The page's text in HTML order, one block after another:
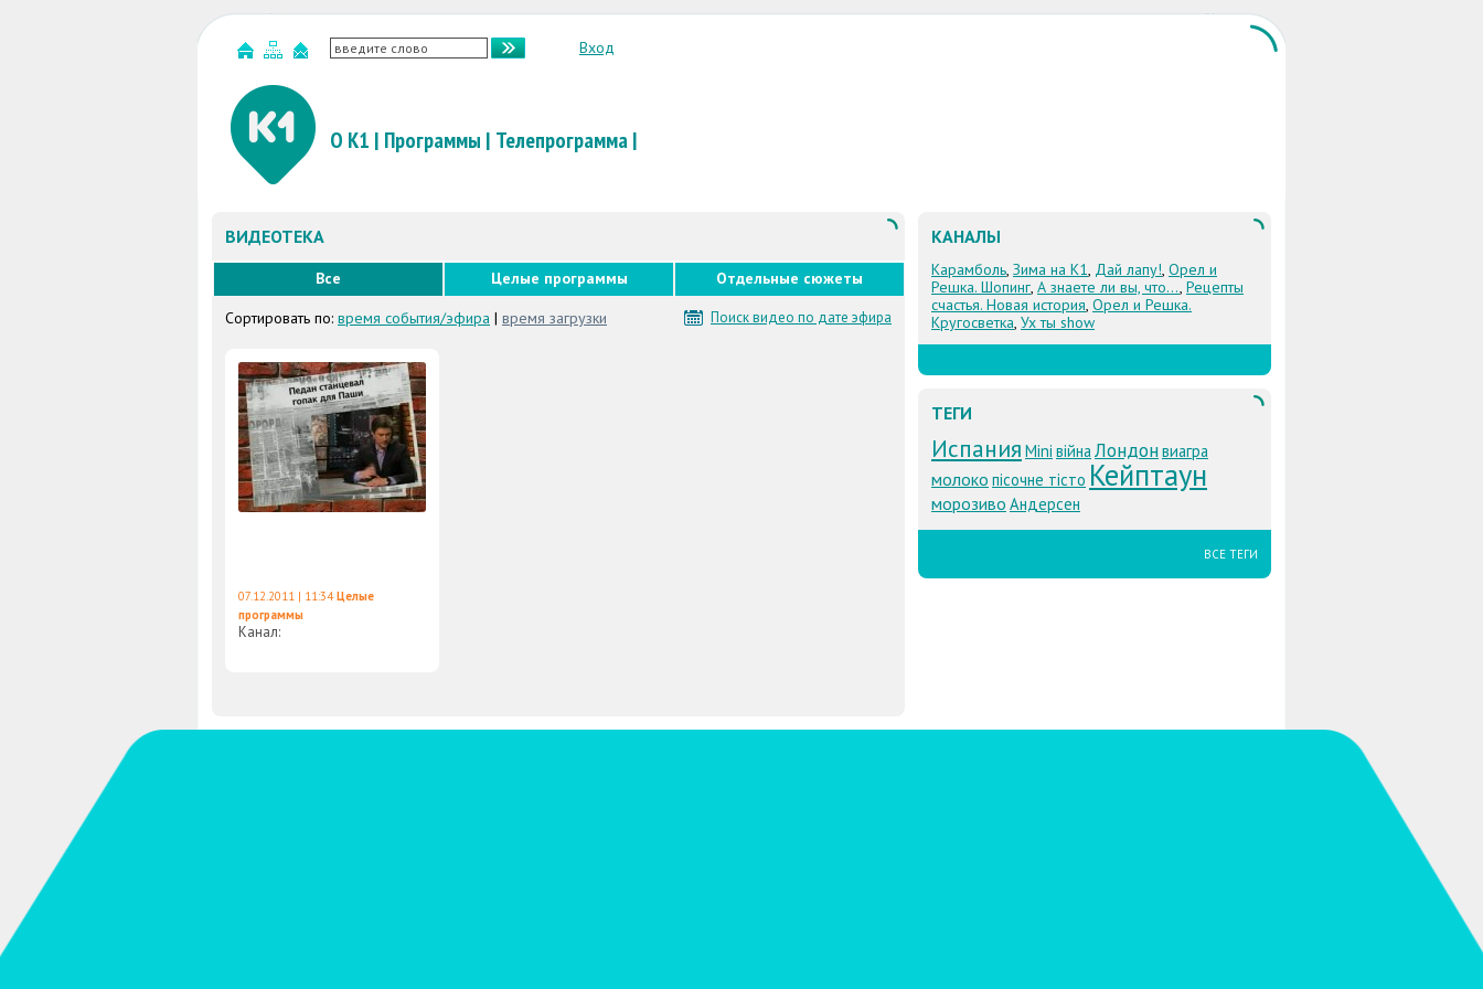
Вход
О К1 | Программы | Телепрограмма|
ВИДЕОТЕКА
Все Целые программы Отдельные сюжеты
Поиск видео по дате эфира
Сортировать по: время события/эфира | время загрузки
07.12.2011 | 11:34 Целые
программы
Канал:
КАНАЛЫ
Карамболь, Зима на К1, Дай лапу!, Орел и
Решка. Шопинг, А знаете ли вы, что..., Рецепты
счастья. Новая история, Орел и Решка.
Кругосветка, Ух ты show
ТЕГИ
Испания Mini війнаЛондонвиагра
молоко пісочне тісто Кейптаун
морозиво Андерсен
ВСЕ ТЕГИ